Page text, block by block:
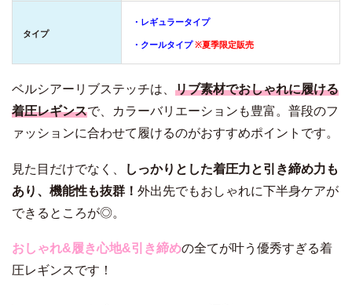
タイプ
・レギュラータイプ
・クールタイプ※夏季限定販売
ベルシアーリブステッチは、 リブ素材でおしゃれに履ける
着圧レギンスで、カラーバリエーションも豊富。普段のフ
ァッションに合わせて履けるのがおすすめポイントです。
見た目だけでなく、
しっかりとした着圧力と引き締め力も
あり、機能性も抜群！ 外出先でもおしゃれに下半身ケアが
できるところが◎。
おしゃれ&履き心地&引き締めの全てが叶う優秀すぎる着
圧レギンスです！